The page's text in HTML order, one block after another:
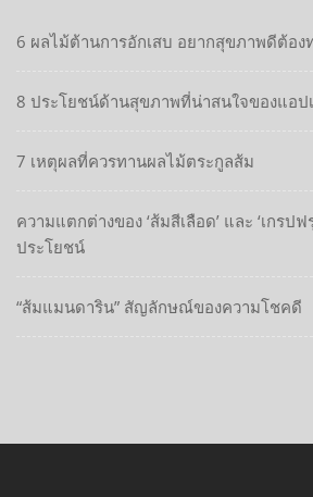
6 ผลไม้ต้านการอักเสบ อยากสุขภาพดีต้อง
8 ประโยชน์ด้านสุขภาพที่น่าสนใจของแอป
7 เหตุผลที่ควรทานผลไม้ตระกูลส้ม
ความแตกต่างของ ‘ส้มสีเลือด’ และ ‘เกรป
ประโยชน์
“ส้มแมนดาริน” สัญลักษณ์ของความโชคดี